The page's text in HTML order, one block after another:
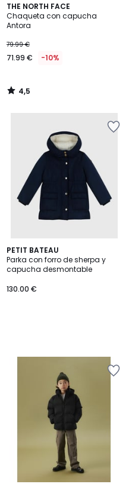
THE NORTH FACE
Chaqueta con capucha
Antora
79.99 €
71.99 € -10%
4,5
/ 5
4,5
/
PETIT BATEAU
Parka con forro de sherpa y
capucha desmontable
130.00 €